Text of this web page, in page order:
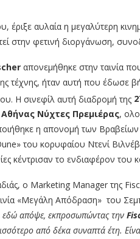
αυλαία η μεγαλύτερη
στην φετινή διοργάνωση,
απονεμήθηκε στην ταινία
τέχνης, ήταν αυτή που έδωσε
Η σινεφίλ αυτή διαδρομή της
Νύχτες Πρεμιέρας,
η απονομή των
του κορυφαίου Ντενί
κέντρισαν το ενδιαφέρον του
ο Marketing Manager της
«Μεγάλη Απόδραση» του
εδώ απόψε, εκπροσωπώντας την
από δέκα συναπτά έτη.